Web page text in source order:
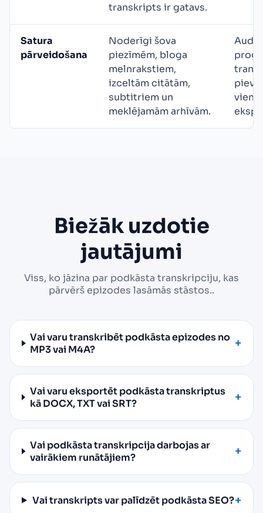
transkripts ir gatavs.
Satura
pārveidošana
Noderīgi šova
piezīmēm, bloga
melnrakstiem,
izceltām citātām,
subtitriem un
meklējamām arhīvām.
Biežāk uzdotie
jautājumi
Viss, ko jāzina par podkāsta transkripciju, kas
pārvērš epizodes lasāmās stāstos..
Vai varu transkribēt podkāsta epizodes no
MP3 vai M4A?
Vai varu eksportēt podkāsta transkriptus
kā DOCX, TXT vai SRT?
Vai podkāsta transkripcija darbojas ar
vairākiem runātājiem?
Vai transkripts var palīdzēt podkāsta SEO?